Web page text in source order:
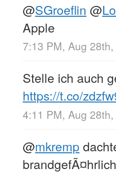
@SGroeflin @
Apple
7:13 PM, Aug
Stelle ich auch
https://t.co/
4:11 PM, Aug
@mkremp